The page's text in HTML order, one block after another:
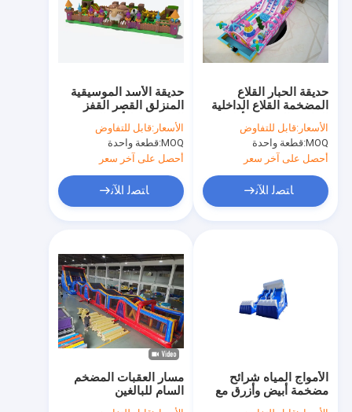
حديقة الأسد الموسيقية
المنزلق القصر القفز
المضغوط للأطفال
الأسعار:قابل للتفاوض
MOQ: قطعة واحدة
أحصل على آخر سعر
ﺎﺘﺼﻟ ﺍﻶﻧ
حديقة الحبار القلاع
المضخمة القلاع الداخلية
الملعب الوردي للأطفال
الأسعار:قابل للتفاوض
MOQ: قطعة واحدة
أحصل على آخر سعر
ﺎﺘﺼﻟ ﺍﻶﻧ
مسار العقبات المضخم
السام للبالغين
الأمواج المياه شرائح
مضخمة أبيض وأزرق مع
حمام سباحة